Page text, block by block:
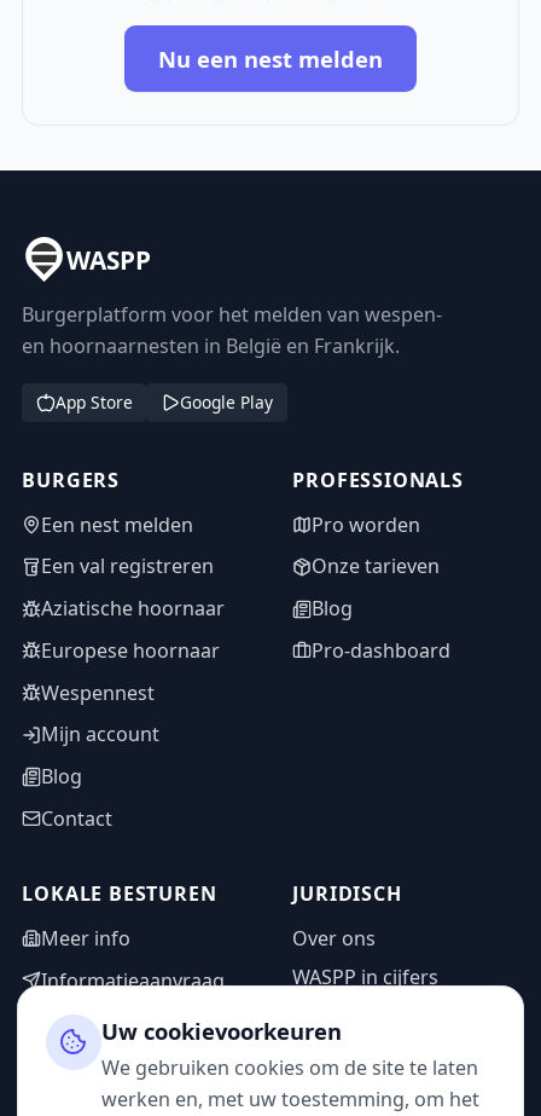
Nu een nest melden
WASPP
Burgerplatform voor het melden van wespen-
en hoornaarnesten in België en Frankrijk.
App Store Google Play
BURGERS
Een nest melden
Een val registreren
Aziatische hoornaar
Europese hoornaar
Wespennest
Mijn account
Blog
Contact
PROFESSIONALS
Pro worden
Onze tarieven
Blog
Pro-dashboard
LOKALE BESTUREN
Meer info
Informatieaanvraag
Adminzone
JURIDISCH
Over ons
WASPP in cijfers
Privacybeleid
Gebruiksvoorwaarden
Uw cookievoorkeuren
We gebruiken cookies om de site te laten
werken en, met uw toestemming, om het